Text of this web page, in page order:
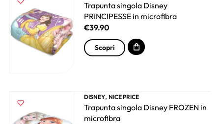
Trapunta singola Disney
PRINCIPESSE in microfibra
€39.90
Scopri
DISNEY, NICE PRICE
Trapunta singola Disney FROZEN in
microfibra